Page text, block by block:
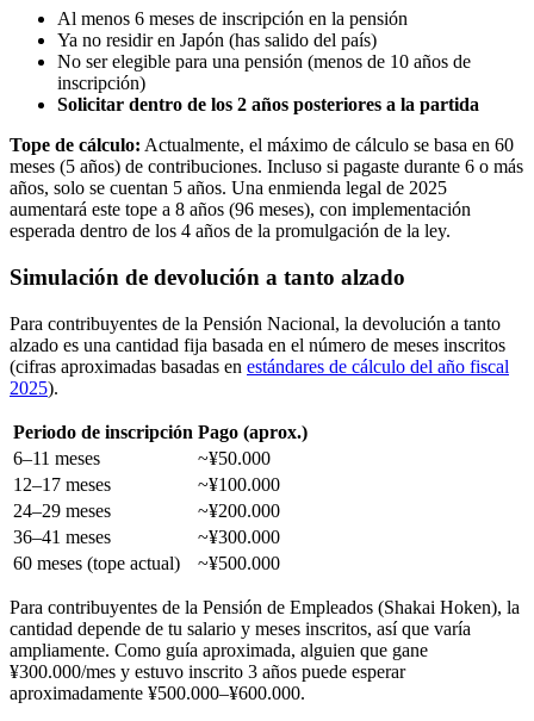
Al menos 6 meses de inscripción en la pensión
Ya no residir en Japón (has salido del país)
No ser elegible para una pensión (menos de 10 años de
inscripción)
Solicitar dentro de los 2 años posteriores a la partida
Tope de cálculo: Actualmente, el máximo de cálculo se basa en 60
meses (5 años) de contribuciones. Incluso si pagaste durante 6 o más
años, solo se cuentan 5 años. Una enmienda legal de 2025
aumentará este tope a 8 años (96 meses), con implementación
esperada dentro de los 4 años de la promulgación de la ley.
Simulación de devolución a tanto alzado
Para contribuyentes de la Pensión Nacional, la devolución a tanto
alzado es una cantidad fija basada en el número de meses inscritos
(cifras aproximadas basadas en estándares de cálculo del año fiscal
2025).
Periodo de inscripción Pago (aprox.)
6–11 meses
~¥50.000
12–17 meses
~¥100.000
24–29 meses
~¥200.000
36–41 meses
~¥300.000
60 meses (tope actual)
~¥500.000
Para contribuyentes de la Pensión de Empleados (Shakai Hoken), la
cantidad depende de tu salario y meses inscritos, así que varía
ampliamente. Como guía aproximada, alguien que gane
¥300.000/mes y estuvo inscrito 3 años puede esperar
aproximadamente ¥500.000–¥600.000.